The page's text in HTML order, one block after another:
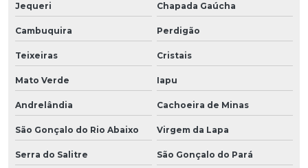
Jequeri Chapada Gaúcha
Cambuquira Perdigão
Teixeiras Cristais
Mato Verde Iapu
Andrelândia Cachoeira de Minas
São Gonçalo do Rio Abaixo Virgem da Lapa
Serra do Salitre São Gonçalo do Pará